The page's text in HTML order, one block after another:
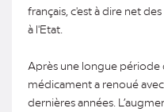
français, c'est à dire net
à l'Etat.
Après une longue période
médicament a renoué
dernières années.